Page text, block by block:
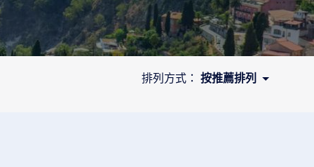
排列方式： 按推薦排列